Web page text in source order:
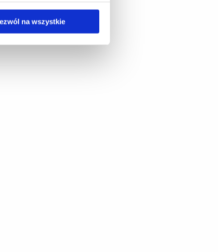
na wszystkie